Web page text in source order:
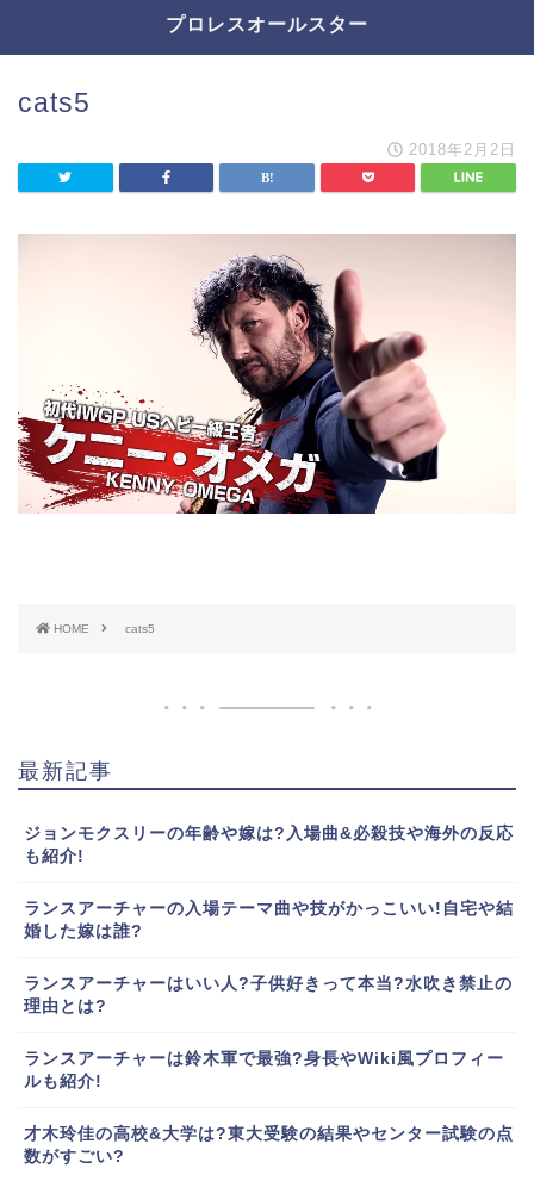
プロレスオールスター
cats5
2018年2月2日
HOME cats5
最新記事
ジョンモクスリーの年齢や嫁は?入場曲&必殺技や海外の反応
も紹介!
ランスアーチャーの入場テーマ曲や技がかっこいい!自宅や結
婚した嫁は誰?
ランスアーチャーはいい人?子供好きって本当?水吹き禁止の
理由とは?
ランスアーチャーは鈴木軍で最強?身長やWiki風プロフィー
ルも紹介!
才木玲佳の高校&大学は?東大受験の結果やセンター試験の点
数がすごい?